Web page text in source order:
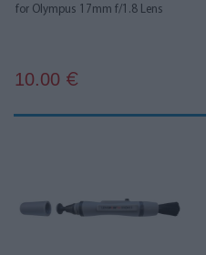
for Olympus 17mm f/1.8 Lens
10.00 €